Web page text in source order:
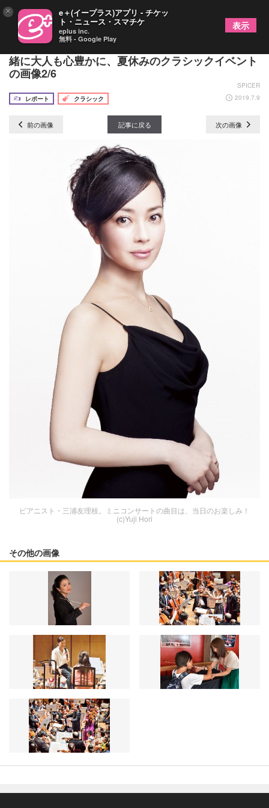
『三ツ橋敬子の夏休みオーケストラ！』～子供と一
緒に大人も心豊かに、夏休みのクラシックイベント
の画像2/6
SPICER
レポート
クラシック 2019.7.9
前の画像 記事に戻る 次の画像
ピアニスト・三浦友理枝。ミニコンサートの曲目は、当日のお楽しみ！
(c)Yuji Hori
その他の画像
× e＋(イープラス)アプリ - チケッ
ト・ニュース・スマチケ
eplus inc.
無料 - Google Play
表示